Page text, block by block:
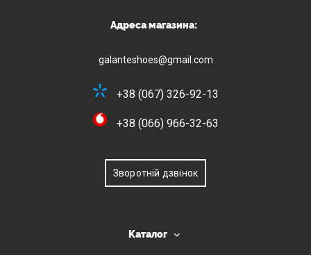
Адреса магазина:
galanteshoes@gmail.com
+38 (067) 326-92-13
+38 (066) 966-32-63
Зворотній дзвінок
Каталог